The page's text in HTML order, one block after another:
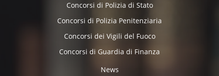
Concorsi di Polizia di Stato
Concorsi di Polizia Penitenziaria
Concorsi dei Vigili del Fuoco
Concorsi di Guardia di Finanza
News